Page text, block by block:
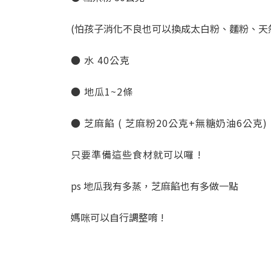
(怕孩子消化不良也可以換成太白粉、麵粉、
● 水 40公克
● 地瓜1~2條
● 芝麻餡 ( 芝麻粉20公克+無糖奶油6公克)
只要準備這些食材就可以囉 !
ps 地瓜我有多蒸，芝麻餡也有多做一點
媽咪可以自行調整唷 !